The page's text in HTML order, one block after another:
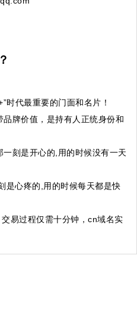
时代最重要的门面和名片！
牌价值，是持有人正统身份和
刻是开心的,用的时候没有一天
是心疼的,用的时候每天都是快
交易过程仅需十分钟，cn域名实